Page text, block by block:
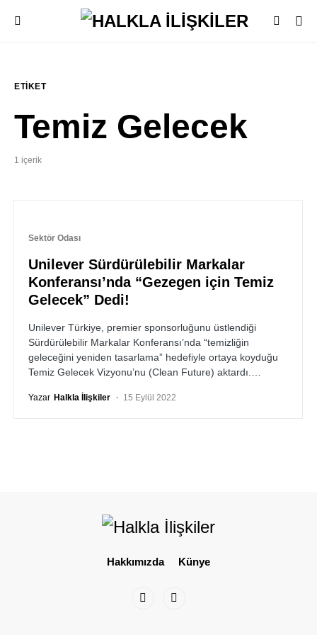
ETIKET
Temiz Gelecek
1 içerik
Sektör Odası
Unilever Sürdürülebilir Markalar
Konferansı’nda “Gezegen için Temiz
Gelecek” Dedi!
Unilever Türkiye, premier sponsorluğunu üstlendiği
Sürdürülebilir Markalar Konferansı’nda “temizliğin
geleceğini yeniden tasarlama” hedefiyle ortaya koyduğu
Temiz Gelecek Vizyonu’nu (Clean Future) aktardı.…
Yazar Halkla İlişkiler 15 Eylül 2022
Hakkımızda Künye